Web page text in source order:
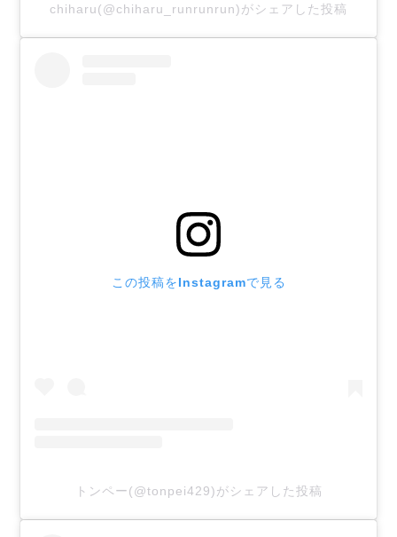
chiharu(@chiharu_runrunrun)がシェアした投稿
この投稿をInstagramで見る
トンペー(@tonpei429)がシェアした投稿